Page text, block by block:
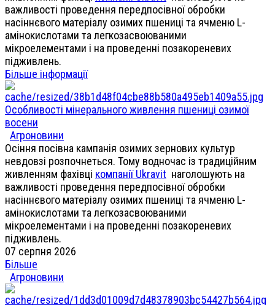
важливості проведення передпосівної обробки
насіннєвого матеріалу озимих пшениці та ячменю L-
амінокислотами та легкозасвоюваними
мікроелементами і на проведенні позакореневих
підживлень.
Більше інформації
Особливості мінерального живлення пшениці озимої
восени
Агроновини
Осіння посівна кампанія озимих зернових культур
невдовзі розпочнеться. Тому водночас із традиційним
живленням фахівці компанії Ukravit наголошують на
важливості проведення передпосівної обробки
насіннєвого матеріалу озимих пшениці та ячменю L-
амінокислотами та легкозасвоюваними
мікроелементами і на проведенні позакореневих
підживлень.
07 серпня 2026
Більше
Агроновини